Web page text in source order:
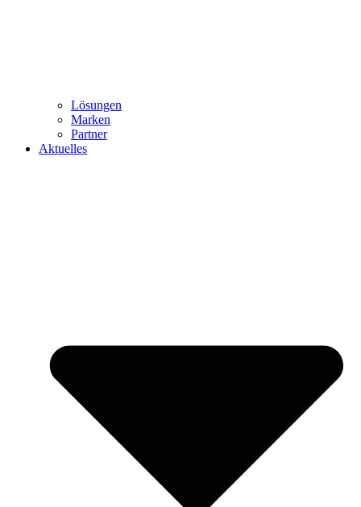
Lösungen
Marken
Partner
Aktuelles